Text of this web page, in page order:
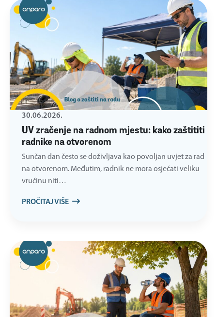
UV zračenje na radnom mjestu: kako zaštititi
radnike na otvorenom
30.06.2026.
Sunčan dan često se doživljava kao povoljan uvjet za rad
na otvorenom. Međutim, radnik ne mora osjećati veliku
vrućinu niti…
PROČITAJ VIŠE